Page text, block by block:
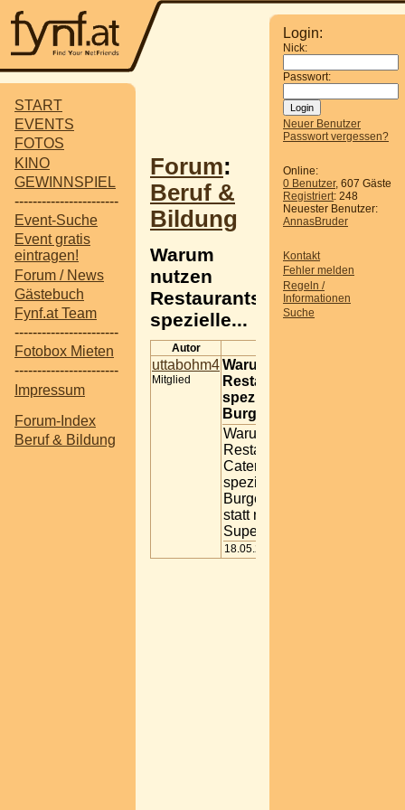
START
EVENTS
FOTOS
KINO
GEWINNSPIEL
-----------------------
Event-Suche
Event gratis
eintragen!
Forum / News
Gästebuch
Fynf.at Team
-----------------------
Fotobox Mieten
-----------------------
Impressum
Forum-Index
Beruf & Bildung
Login:
Nick:
Passwort:
Neuer Benutzer
Passwort vergessen?
Online:
0 Benutzer, 607 Gäste
Registriert: 248
Neuester Benutzer:
AnnasBruder
Kontakt
Fehler melden
Regeln /
Informationen
Suche
Forum:
Beruf &
Bildung
Warum
nutzen
Restaurants
spezielle...
Autor
uttabohm4
Mitglied
Warum nutzen
Restaurants
spezielle
Burgerbrötchen?
Warum nutzen
Restaurants und
Catering-Services
spezielle
Burgerbrötchen
statt normaler
Supermarktware?
18.05.2026 21:20